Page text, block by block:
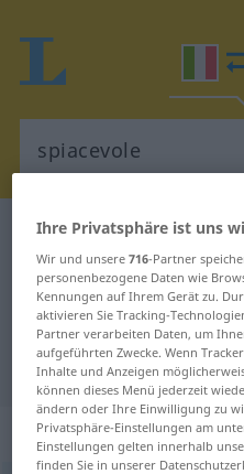
Italienisch-Deutsch
Italienisch-
für "spiacevole"
"spiacevole"
„spiacevole“:
Ihre Privatsphäre ist uns
Wir und unsere716-Partner
personenbezogene Daten wie
Kennungen auf Ihrem Gerät zu.
aktivieren Sie Tracking-
Partner verarbeiten Daten, um
aufgeführten Zwecke. Wenn
Inhalte und Anzeigen
können dieses Menü jederzeit
ändern oder Ihre Einwilligung zu
Privatsphäre-Einstellungen am
Einstellungen gelten innerhalb
finden Sie in unserer